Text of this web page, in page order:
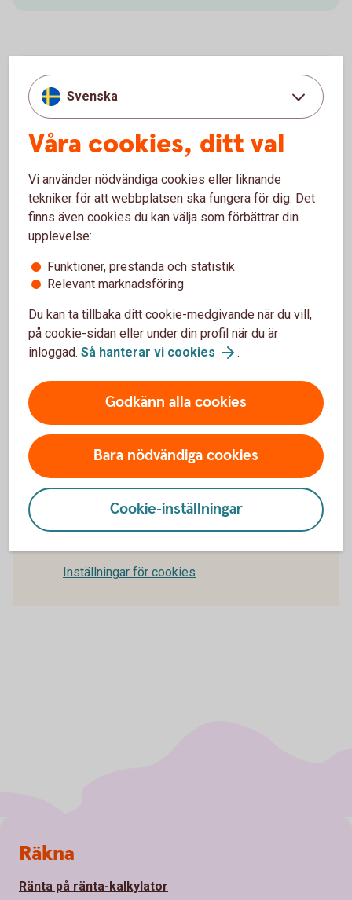
Individuell livförsäkring
En livförsäkring ger din familj ett ekonomiskt skydd
om du skulle avlida innan du gått i pension.
Individuell livförsäkring
TGL Tjänstegrupplivförsäkring
Tjänstegrupplivförsäkring, även kallad TGL, ger ett
ekonomiskt skydd till familjen vid dödsfall.
För att se detta innehåll behöver du först
Inställningar för cookies
Svenska
Våra cookies, ditt val
Vi använder nödvändiga cookies eller liknande
tekniker för att webbplatsen ska fungera för dig. Det
finns även cookies du kan välja som förbättrar din
upplevelse:
Funktioner, prestanda och statistik
Relevant marknadsföring
Du kan ta tillbaka ditt cookie-medgivande när du vill,
på cookie-sidan eller under din profil när du är
inloggad. Så hanterar vi cookies .
Godkänn alla cookies
Bara nödvändiga cookies
Cookie-inställningar
Sidfot
Räkna
Ränta på ränta-kalkylator